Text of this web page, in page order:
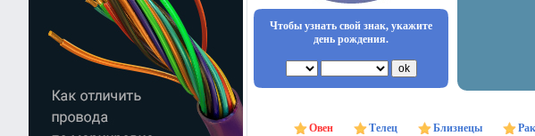
Чтобы узнать свой знак, укажите
день рождения.
Овен Телец Близнецы Рак